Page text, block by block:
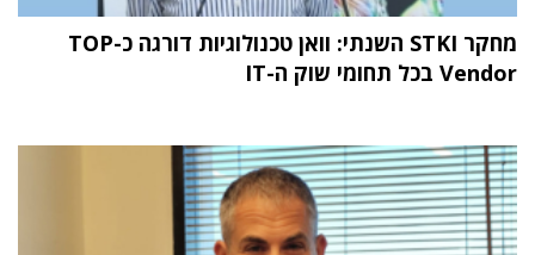
מחקר STKI השנתי: וואן טכנולוגיות דורגה כ-TOP
Vendor בכל תחומי שוק ה-IT